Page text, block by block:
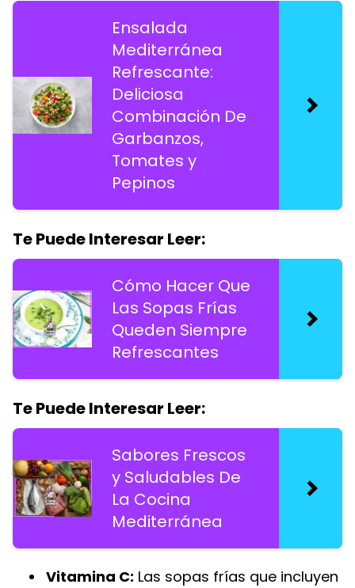
Ensalada
Mediterránea
Refrescante:
Deliciosa
Combinación De
Garbanzos,
Tomates y
Pepinos
Te Puede Interesar Leer:
Cómo Hacer Que
Las Sopas Frías
Queden Siempre
Refrescantes
Te Puede Interesar Leer:
Sabores Frescos
y Saludables De
La Cocina
Mediterránea
Vitamina C: Las sopas frías que incluyen